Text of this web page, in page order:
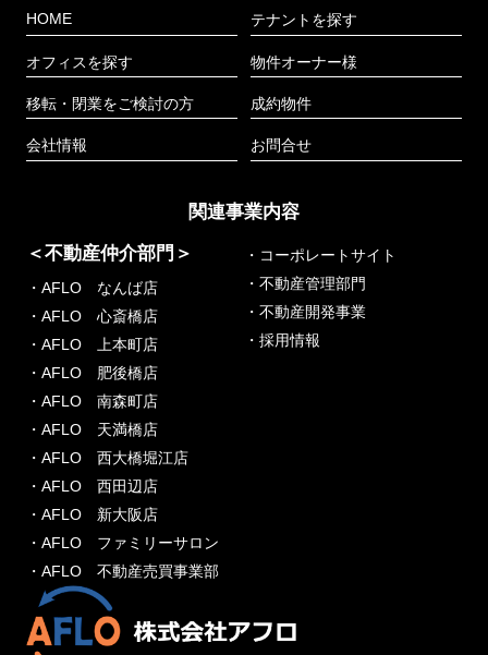
HOME
オフィスを探す
移転・閉業をご検討の方
会社情報
テナントを探す
物件オーナー様
成約物件
お問合せ
関連事業内容
＜不動産仲介部門＞
・AFLO なんば店
・AFLO 心斎橋店
・AFLO 上本町店
・AFLO 肥後橋店
・AFLO 南森町店
・AFLO 天満橋店
・AFLO 西大橋堀江店
・AFLO 西田辺店
・AFLO 新大阪店
・AFLO ファミリーサロン
・AFLO 不動産売買事業部
・コーポレートサイト
・不動産管理部門
・不動産開発事業
・採用情報